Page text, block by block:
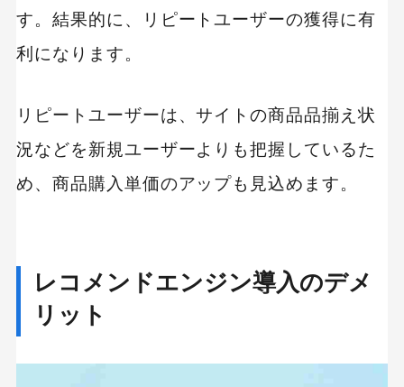
キーワードから記事を検索
カテゴリーから記事を検索
検索する
す。結果的に、リピートユーザーの獲得に有
利になります。
リピートユーザーは、サイトの商品品揃え状
況などを新規ユーザーよりも把握しているた
め、商品購入単価のアップも見込めます。
レコメンドエンジン導入のデメ
リット